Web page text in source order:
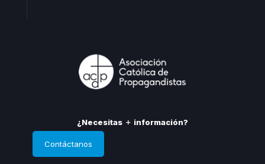
¿Necesitas información?
Contáctanos